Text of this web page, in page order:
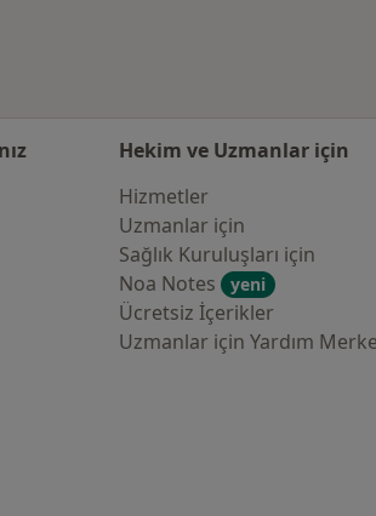
Hekim ve Uzmanlar için
Hizmetler
Uzmanlar için
Sağlık Kuruluşları için
Noa Notes
yeni
Ücretsiz İçerikler
Uzmanlar için Yardım